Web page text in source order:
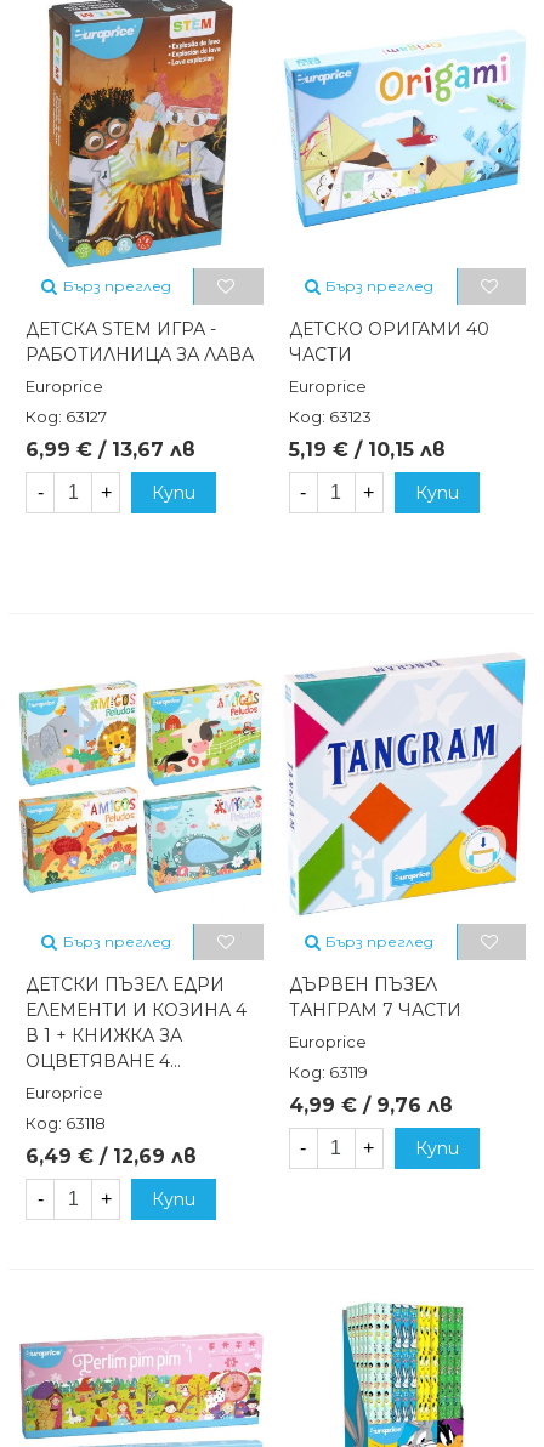
Бърз преглед
ДЕТСКА STEM ИГРА -
РАБОТИЛНИЦА ЗА ЛАВА
Europrice
Код: 63127
6,99 € / 13,67 лв
- + Купи
Бърз преглед
ДЕТСКО ОРИГАМИ 40
ЧАСТИ
Europrice
Код: 63123
5,19 € / 10,15 лв
- + Купи
Бърз преглед
ДЕТСКИ ПЪЗЕЛ ЕДРИ
ЕЛЕМЕНТИ И КОЗИНА 4
В 1 + КНИЖКА ЗА
ОЦВЕТЯВАНЕ 4...
Europrice
Код: 63118
6,49 € / 12,69 лв
- + Купи
Бърз преглед
ДЪРВЕН ПЪЗЕЛ
ТАНГРАМ 7 ЧАСТИ
Europrice
Код: 63119
4,99 € / 9,76 лв
- + Купи